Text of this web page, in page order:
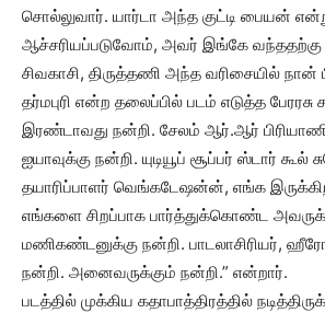
சொல்லுவார். யார்டா அந்த குட்டி பையன்
ஆச்சரியப்படுவோம், அவர் இங்கே வந்ததற்கு
சிவகாசி, திருத்தணி அந்த வரிசையில் நான்
தர்மபுரி என்ற தலைப்பில் படம் எடுத்த பேரரசு
இரண்டாவது நன்றி. சேலம் ஆர்.ஆர்
ஐயாவுக்கு நன்றி. யுடியூப் சூப்பர் ஸ்டார் கூல்
தயாரிப்பாளர் வெங்கடேஷன்ன், எங்க
எங்களை சிறப்பாக பார்த்துக்கொண்ட
மணிகண்டனுக்கு நன்றி. பாடலாசிரியர்,
நன்றி. அனைவருக்கும் நன்றி.” என்றார்.
படத்தில் முக்கிய கதாபாத்திரத்தில்